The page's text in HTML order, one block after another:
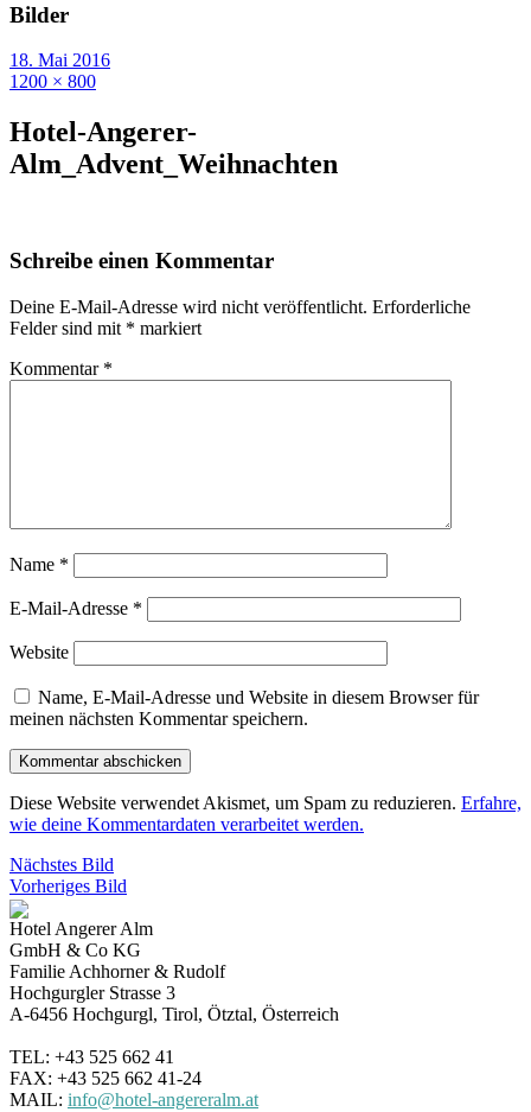
Bilder
18. Mai 2016
1200 × 800
Hotel-Angerer-
Alm_Advent_Weihnachten
Schreibe einen Kommentar
Deine E-Mail-Adresse wird nicht veröffentlicht. Erforderliche
Felder sind mit * markiert
Kommentar *
Name *
E-Mail-Adresse *
Website
Name, E-Mail-Adresse und Website in diesem Browser für
meinen nächsten Kommentar speichern.
Diese Website verwendet Akismet, um Spam zu reduzieren. Erfahre,
wie deine Kommentardaten verarbeitet werden.
Nächstes Bild
Vorheriges Bild
Hotel Angerer Alm
GmbH & Co KG
Familie Achhorner & Rudolf
Hochgurgler Strasse 3
A-6456 Hochgurgl, Tirol, Ötztal, Österreich
TEL: +43 525 662 41
FAX: +43 525 662 41-24
MAIL: info@hotel-angereralm.at